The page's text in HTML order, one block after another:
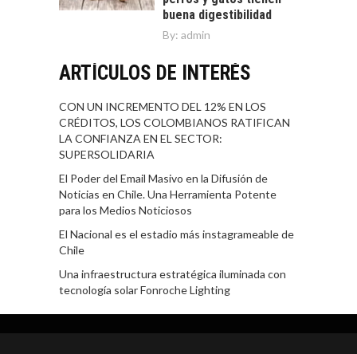
buena digestibilidad
By: admin
ARTÍCULOS DE INTERÉS
CON UN INCREMENTO DEL 12% EN LOS
CRÉDITOS, LOS COLOMBIANOS RATIFICAN
LA CONFIANZA EN EL SECTOR:
SUPERSOLIDARIA
El Poder del Email Masivo en la Difusión de
Noticias en Chile. Una Herramienta Potente
para los Medios Noticiosos
El Nacional es el estadio más instagrameable de
Chile
Una infraestructura estratégica iluminada con
tecnología solar Fonroche Lighting